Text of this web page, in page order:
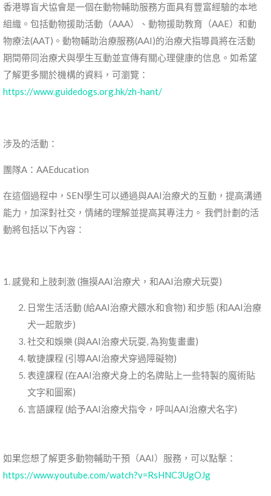
香港導盲犬協會是一個在動物輔助服務方面具有豐富經驗的本地
組織。包括動物援助活動（AAA）、動物援助教育（AAE）和動
物療法(AAT)。動物輔助治療服務(AAI)的治療犬指導員將在活動
期間帶同治療犬與學生互動並宣傳有關心理健康的信息。如希望
了解更多關於機構的資料，可瀏覽：
https://www.guidedogs.org.hk/zh-hant/
涉及的活動：
團隊A：AAEducation
在這個過程中，SEN學生可以通過與AAI治療犬的互動，提高溝通
能力，加深對社交，情緒的理解並提高其專注力。 我們計劃的活
動將包括以下內容：
1. 感覺和上肢刺激 (撫摸AAI治療犬，和AAI治療犬玩耍)
日常生活活動 (給AAI治療犬餵水和食物) 和步態 (和AAI治療
犬一起散步)
社交和娛樂 (與AAI治療犬玩耍, 為狗隻畫畫)
敏捷課程 (引導AAI治療犬穿過障礙物)
表達課程 (在AAI治療犬身上的名牌貼上一些特製的魔術貼
文字和圖案)
言語課程 (給予AAI治療犬指令，呼叫AAI治療犬名字)
如果您想了解更多動物輔助干預（AAI）服務，可以點擊：
https://www.youtube.com/watch?v=RsHNC3UgOJg